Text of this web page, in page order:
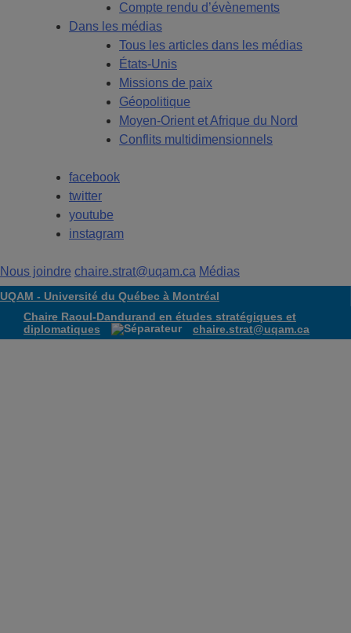
Compte rendu d’évènements
Dans les médias
Tous les articles dans les médias
États-Unis
Missions de paix
Géopolitique
Moyen-Orient et Afrique du Nord
Conflits multidimensionnels
facebook
twitter
youtube
instagram
Nous joindre chaire.strat@uqam.ca Médias
UQAM - Université du Québec à Montréal
Chaire Raoul-Dandurand en études stratégiques et
diplomatiques
chaire.strat@uqam.ca